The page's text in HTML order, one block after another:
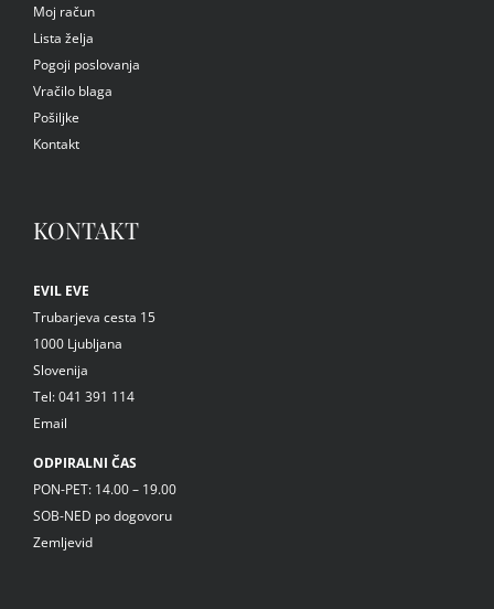
Moj račun
Lista želja
Pogoji poslovanja
Vračilo blaga
Pošiljke
Kontakt
KONTAKT
EVIL EVE
Trubarjeva cesta 15
1000 Ljubljana
Slovenija
Tel: 041 391 114
Email
ODPIRALNI ČAS
PON-PET: 14.00 – 19.00
SOB-NED po dogovoru
Zemljevid